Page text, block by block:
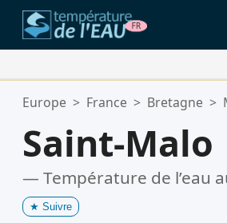
Vos Lieux Favoris:
Europe > France > Bretagne >
Saint-Malo
— Température de l’eau
★ Suivre